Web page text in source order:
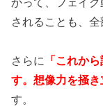
されることも、全
さらに
「これか
す。想像力を掻き
す。